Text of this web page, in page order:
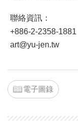
聯絡資訊：
+886-2-2358-1881
art@yu-jen.tw
電子圖錄